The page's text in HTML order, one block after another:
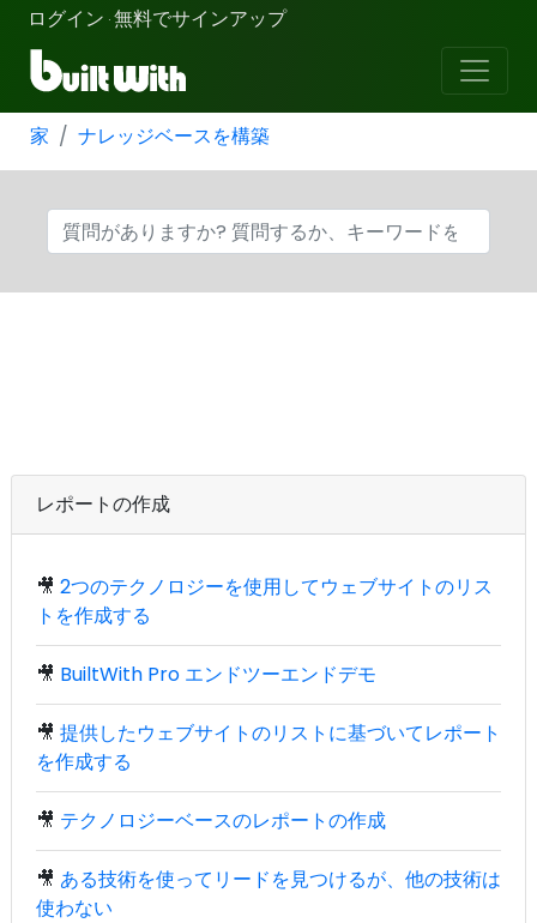
ログイン ·無料でサインアップ
家 ナレッジベースを構築
レポートの作成
🎥 2つのテクノロジーを使用してウェブサイトのリス
トを作成する
🎥 BuiltWith Pro エンドツーエンドデモ
🎥 提供したウェブサイトのリストに基づいてレポート
を作成する
🎥 テクノロジーベースのレポートの作成
🎥 ある技術を使ってリードを見つけるが、他の技術は
使わない